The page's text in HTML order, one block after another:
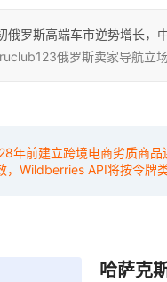
俄罗斯高端车市逆势增长，
俄罗斯卖家导航立
年前建立跨境电商劣质商品
，Wildberries API将按令牌
哈萨克